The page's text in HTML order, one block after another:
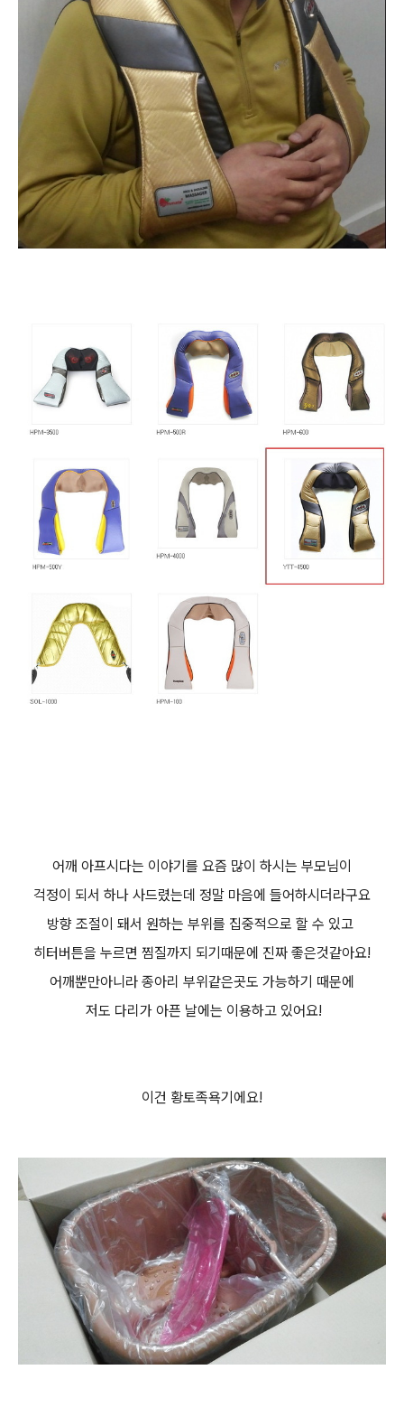
어깨 아프시다는 이야기를 요즘 많이 하시는 부모님이
걱정이 되서 하나 사드렸는데 정말 마음에 들어하시더라구요
방향 조절이 돼서 원하는 부위를 집중적으로 할 수 있고
히터버튼을 누르면 찜질까지 되기때문에 진짜 좋은것같아요!
어깨뿐만아니라 종아리 부위같은곳도 가능하기 때문에
저도 다리가 아픈 날에는 이용하고 있어요!
이건 황토족욕기에요!